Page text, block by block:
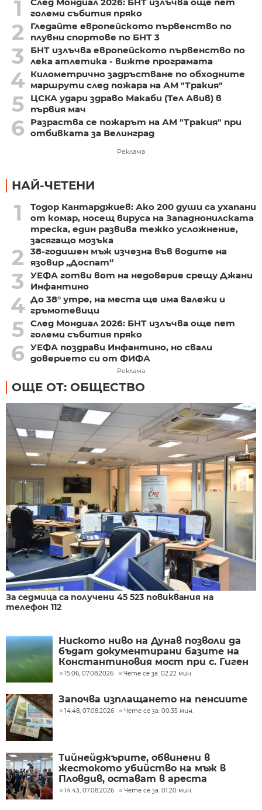
1
След Мондиал 2026: БНТ излъчва още пет
големи събития пряко
2
Гледайте европейското първенство по
плувни спортове по БНТ 3
3
БНТ излъчва европейското първенство по
лека атлетика - вижте програмата
4 Километрично задръстване по обходните
маршрути след пожара на АМ "Тракия"
5
ЦСКА удари здраво Макаби (Тел Авив) в
първия мач
6
Разраства се пожарът на АМ "Тракия" при
отбивката за Велинград
Реклама
НАЙ-ЧЕТЕНИ
1
Тодор Кантарджиев: Ако 200 души са ухапани
от комар, носещ вируса на Западнонилската
треска, един развива тежко усложнение,
засягащо мозъка
2
38-годишен мъж изчезна във водите на
язовир „Доспат“
3
УЕФА готви вот на недоверие срещу Джани
Инфантино
4 До 38° утре, на места ще има валежи и
гръмотевици
5 След Мондиал 2026: БНТ излъчва още пет
големи събития пряко
6 УЕФА поздрави Инфантино, но свали
доверието си от ФИФА
Реклама
ОЩЕ ОТ: ОБЩЕСТВО
За седмица са получени 45 523 повиквания на
телефон 112
Ниското ниво на Дунав позволи да
бъдат документирани базите на
Константиновия мост при с. Гиген
15:06, 07.08.2026 Чете се за: 02:22 мин.
Започва изплащането на пенсиите
14:48, 07.08.2026 Чете се за: 00:35 мин.
Тийнейджърите, обвинени в
жестокото убийство на мъж в
Пловдив, остават в ареста
14:43, 07.08.2026 Чете се за: 01:20 мин.